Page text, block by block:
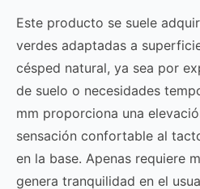
Este producto se suele
verdes adaptadas a
césped natural, ya sea por
de suelo o necesidades
mm proporciona una
sensación confortable al
en la base. Apenas requiere
genera tranquilidad en el